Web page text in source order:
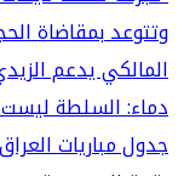
وتتوعد بمقاضاة
المالكي يدعم
دماء: السلطة